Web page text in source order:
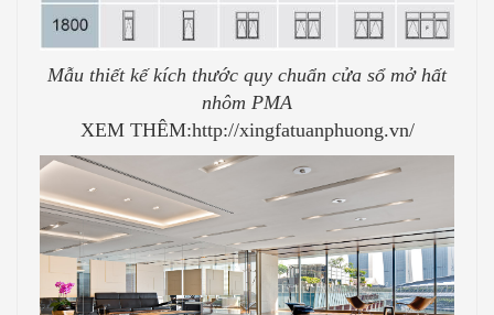
Mẫu thiết kế kích thước quy chuẩn cửa sổ mở hất
nhôm PMA
XEM THÊM:http://xingfatuanphuong.vn/